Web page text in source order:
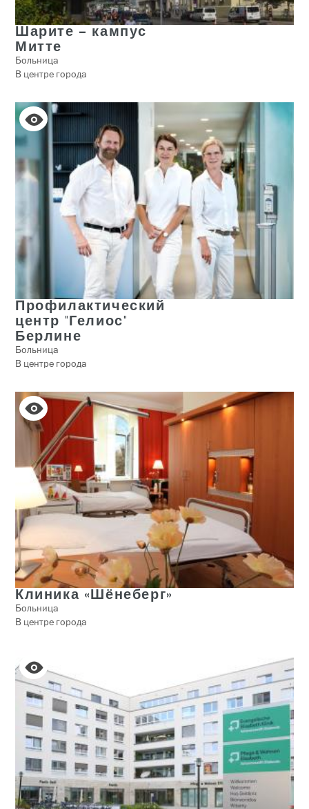
Шарите – кампус
Митте
Больница
В центре города
Профилактический
центр "Гелиос"
Берлине
Больница
В центре города
Клиника «Шёнеберг»
Больница
В центре города